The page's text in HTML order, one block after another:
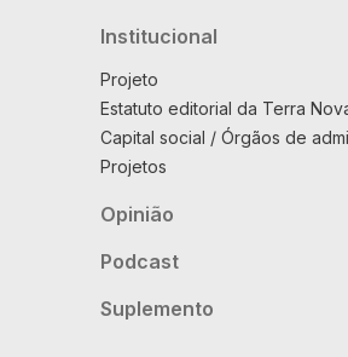
Institucional
Projeto
Estatuto editorial da Terra
Capital social / Órgãos de
Projetos
Opinião
Podcast
Suplemento